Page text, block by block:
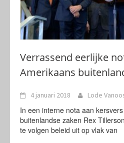
Verrassend eerlijke
Amerikaans
4 januari 2018 Lode
In een interne nota aan
buitenlandse zaken Rex
te volgen beleid uit op vlak van